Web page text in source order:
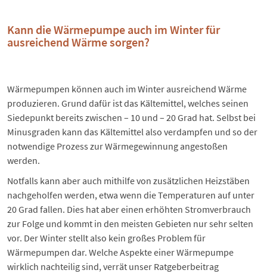
Kann die Wärmepumpe auch im Winter für
ausreichend Wärme sorgen?
Wärmepumpen können auch im Winter ausreichend Wärme
produzieren. Grund dafür ist das Kältemittel, welches seinen
Siedepunkt bereits zwischen – 10 und – 20 Grad hat. Selbst bei
Minusgraden kann das Kältemittel also verdampfen und so der
notwendige Prozess zur Wärmegewinnung angestoßen
werden.
Notfalls kann aber auch mithilfe von zusätzlichen Heizstäben
nachgeholfen werden, etwa wenn die Temperaturen auf unter
20 Grad fallen. Dies hat aber einen erhöhten Stromverbrauch
zur Folge und kommt in den meisten Gebieten nur sehr selten
vor. Der Winter stellt also kein großes Problem für
Wärmepumpen dar. Welche Aspekte einer Wärmepumpe
wirklich nachteilig sind, verrät unser Ratgeberbeitrag